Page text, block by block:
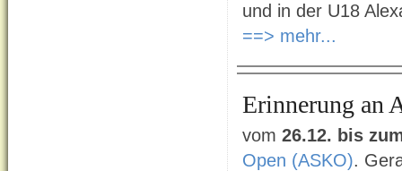
und in der U18
==> mehr...
Erinnerung an
vom 26.12. bis
Open (ASKO).